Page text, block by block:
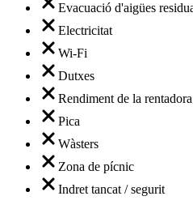
Evacuació d'aigües
Electricitat
Wi-Fi
Dutxes
Rendiment de la rentadora
Pica
Wàsters
Zona de pícnic
Indret tancat / segurit